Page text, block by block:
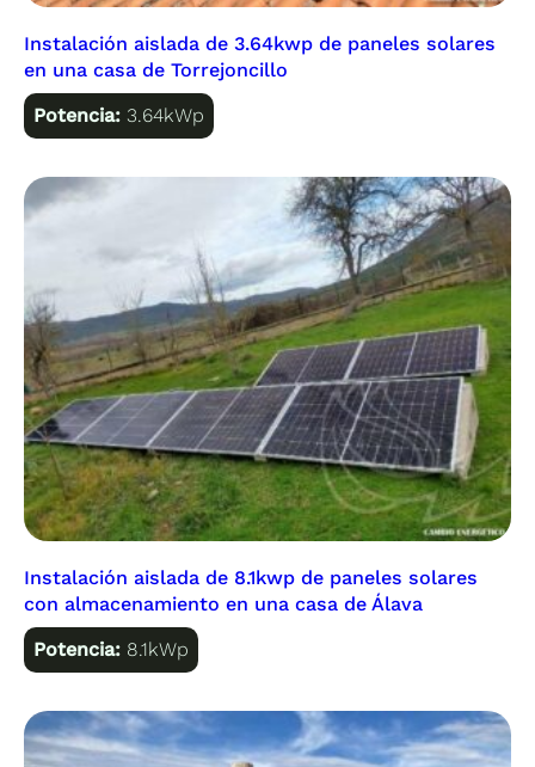
Instalación aislada de 3.64kwp de paneles solares
en una casa de Torrejoncillo
Potencia:3.64kWp
Instalación aislada de 8.1kwp de paneles solares
con almacenamiento en una casa de Álava
Potencia: 8.1kWp